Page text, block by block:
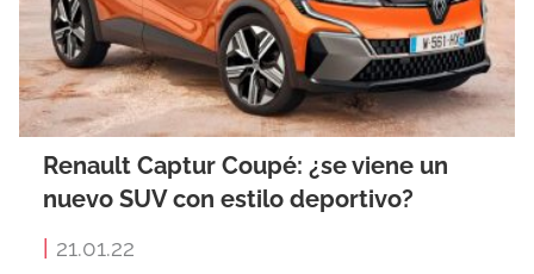
Renault Captur Coupé: ¿se viene un
nuevo SUV con estilo deportivo?
| 21.01.22